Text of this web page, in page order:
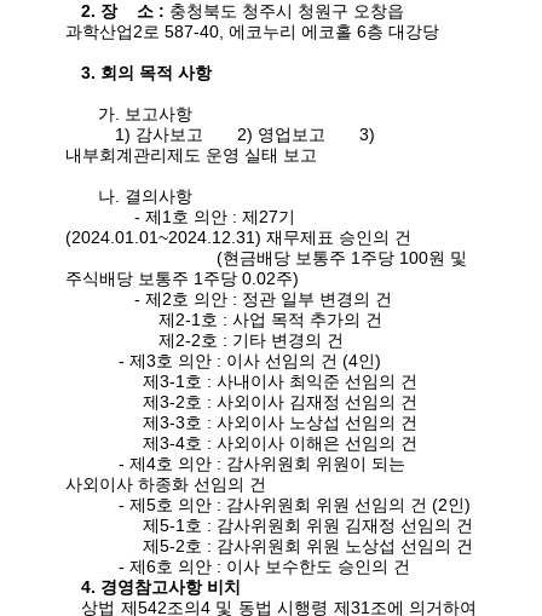
2. 장 소 : 충청북도 청주시 청원구 오창읍
과학산업2로 587-40, 에코누리 에코홀 6층 대강당
3. 회의 목적 사항
가.
보고사항
1) 감사보고 2) 영업보고
3)
내부회계관리제도 운영 실태 보고
나. 결의사항
- 제1 호 의안 : 제27기
(2024.01.01~2024.12.31) 재무제표 승인의 건
(현금배당 보통주 1 주당100원 및
주식배당 보통주 1 주당 0.02주)
- 제2호 의안 : 정관 일부 변경의 건
제2-1 호 : 사업 목적 추가의 건
제2-2호 : 기타 변경의 건
- 제3호 의안 : 이사 선임의 건 (4인)
제3-1 호 : 사내이사 최익준 선임의 건
제3-2호 : 사외이사 김재정 선임의 건
제3-3호 : 사외이사 노상섭 선임의 건
제3-4호 : 사외이사 이해은 선임의 건
- 제4호 의안 : 감사위원회 위원이 되는
사외이사 하종화 선임의 건
- 제5호 의안 : 감사위원회 위원 선임의 건 (2인)
제5-1 호 : 감사위원회 위원 김재정 선임의 건
제5-2호 : 감사위원회 위원 노상섭 선임의 건
- 제6호 의안 : 이사 보수한도 승인의 건
4. 경영참고사항 비치
상법 제542조의4 및 동법 시행령 제31 조에 의거하여